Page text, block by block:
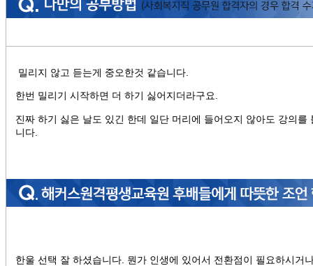
밀리지 않고 듣는게 중오한것 같습니다.
한번 밀리기 시작하면 더 하기 싫어지더라구요.
진짜 하기 싫은 날도 있긴 한데 일단 머리에 들어오지 않아도 강의
니다.
한울 선택 잘 하셨습니다. 뭔가 인생에 있어서 전환점이 필요하시거